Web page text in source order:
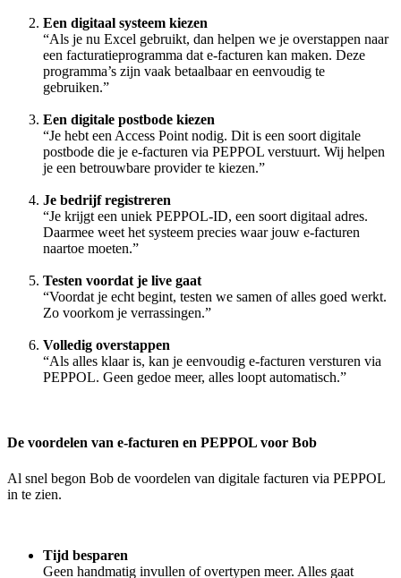
Een digitaal systeem kiezen
“Als je nu Excel gebruikt, dan helpen we je overstappen naar
een facturatieprogramma dat e-facturen kan maken. Deze
programma’s zijn vaak betaalbaar en eenvoudig te
gebruiken.”
Een digitale postbode kiezen
“Je hebt een Access Point nodig. Dit is een soort digitale
postbode die je e-facturen via PEPPOL verstuurt. Wij helpen
je een betrouwbare provider te kiezen.”
Je bedrijf registreren
“Je krijgt een uniek PEPPOL-ID, een soort digitaal adres.
Daarmee weet het systeem precies waar jouw e-facturen
naartoe moeten.”
Testen voordat je live gaat
“Voordat je echt begint, testen we samen of alles goed werkt.
Zo voorkom je verrassingen.”
Volledig overstappen
“Als alles klaar is, kan je eenvoudig e-facturen versturen via
PEPPOL. Geen gedoe meer, alles loopt automatisch.”
De voordelen van e-facturen en PEPPOL voor Bob
Al snel begon Bob de voordelen van digitale facturen via PEPPOL
in te zien.
Tijd besparen
Geen handmatig invullen of overtypen meer. Alles gaat